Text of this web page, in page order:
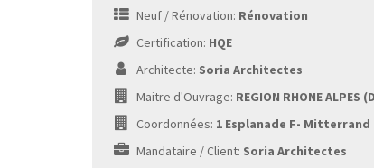
Neuf / Rénovation: Rénovation
Certification: HQE
Architecte: Soria Architectes
Maitre d'Ouvrage: REGION RHONE ALPES
Coordonnées: 1 Esplanade F- Mitterrand
Mandataire / Client: Soria Architectes